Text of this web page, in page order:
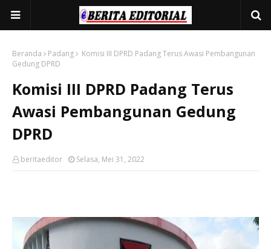
Beranda Padang
Komisi III DPRD Padang Terus Awasi Pembangunan
Gedung DPRD
Komisi III DPRD Padang Terus
Awasi Pembangunan Gedung
DPRD
beritaeditor Selasa, Mei 31, 2022